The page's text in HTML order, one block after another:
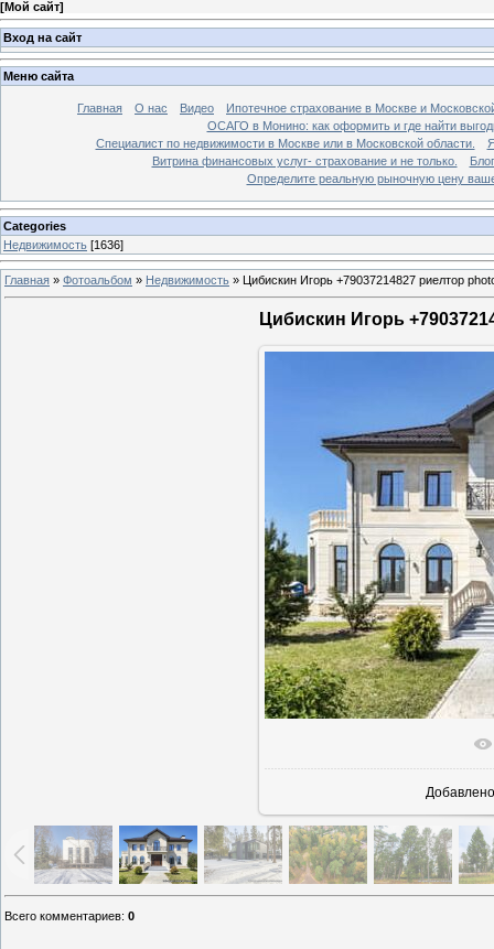
[Мой сайт]
Вход на сайт
Меню сайта
Главная О нас Видео
Ипотечное страхование в Москве и
ОСАГО в Монино: как оформить и где найти
Специалист по недвижимости в Москве или в Московской области.
Витрина финансовых услуг- страхование и не только.
Блог
Определите реальную рыночную цену
Categories
Недвижимость [1636]
Главная » Фотоальбом » Недвижимость » Цибискин Игорь +79037214827 риелтор
Цибискин Игорь
В
Добавлено
Всего комментариев: 0